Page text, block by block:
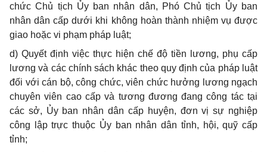
chức Chủ tịch Ủy ban nhân dân, Phó Chủ tịch Ủy ban
nhân dân cấp dưới khi không hoàn thành nhiệm vụ được
giao hoặc vi phạm pháp luật;
d) Quyết định việc thực hiện chế độ tiền lương, phụ cấp
lương và các chính sách khác theo quy định của pháp luật
đối với cán bộ, công chức, viên chức hưởng lương ngạch
chuyên viên cao cấp và tương đương đang công tác tại
các sở, Ủy ban nhân dân cấp huyện, đơn vị sự nghiệp
công lập trực thuộc Ủy ban nhân dân tỉnh, hội, quỹ cấp
tỉnh;